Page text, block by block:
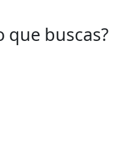
que buscas?